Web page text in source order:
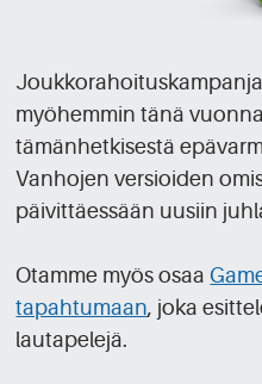
myöhemmin tänä
tämänhetkisestä
Vanhojen versioiden
päivittäessään uusiin
Otamme myös osaa
tapahtumaan, joka
lautapelejä.